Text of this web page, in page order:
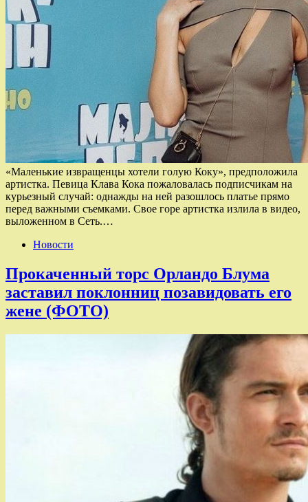
«Маленькие извращенцы хотели голую Коку», предположила
артистка. Певица Клава Кока пожаловалась подписчикам на
курьезный случай: однажды на ней разошлось платье прямо
перед важными съемками. Свое горе артистка излила в видео,
выложенном в Сеть.…
Новости
Прокаченный торс Орландо Блума
заставил поклонниц позавидовать его
жене (ФОТО)